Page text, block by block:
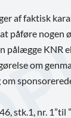
af faktisk
påføre nogen
pålægge KNR
om
stk.1, nr. 1”til